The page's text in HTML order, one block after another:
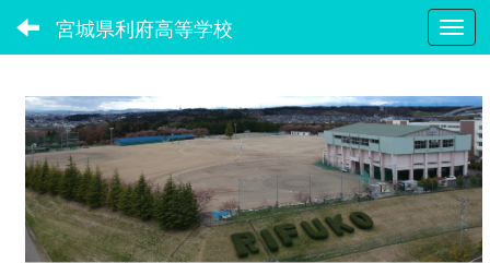
宮城県利府高等学校